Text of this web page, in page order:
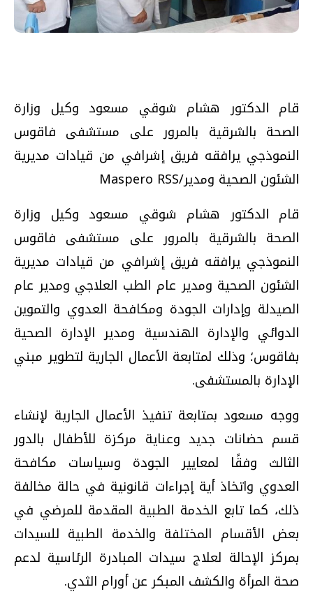
قام الدكتور هشام شوقي مسعود وكيل وزارة
الصحة بالشرقية بالمرور على مستشفى فاقوس
النموذجي يرافقه فريق إشرافي من قيادات مديرية
الشئون الصحية ومدير/Maspero RSS
قام الدكتور هشام شوقي مسعود وكيل وزارة
الصحة بالشرقية بالمرور على مستشفى فاقوس
النموذجي يرافقه فريق إشرافي من قيادات مديرية
الشئون الصحية ومدير عام الطب العلاجي ومدير عام
الصيدلة وإدارات الجودة ومكافحة العدوي والتموين
الدوائي والإدارة الهندسية ومدير الإدارة الصحية
بفاقوس؛ وذلك لمتابعة الأعمال الجارية لتطوير مبني
الإدارة بالمستشفى.
ووجه مسعود بمتابعة تنفيذ الأعمال الجارية لإنشاء
قسم حضانات جديد وعناية مركزة للأطفال بالدور
الثالث وفقًا لمعايير الجودة وسياسات مكافحة
العدوي واتخاذ أية إجراءات قانونية في حالة مخالفة
ذلك، كما تابع الخدمة الطبية المقدمة للمرضي في
بعض الأقسام المختلفة والخدمة الطبية للسيدات
بمركز الإحالة لعلاج سيدات المبادرة الرئاسية لدعم
صحة المرأة والكشف المبكر عن أورام الثدي.